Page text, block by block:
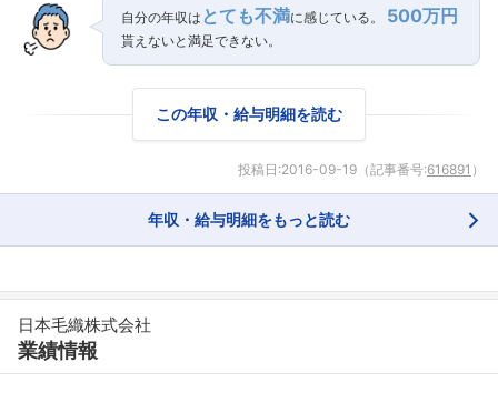
自分の年収は とても不満に感じている。 500万円
貰えないと満足できない。
この年収・給与明細を読む
投稿日:2016-09-19 （記事番号:616891 ）
年収・給与明細をもっと読む
日本毛織株式会社
業績情報